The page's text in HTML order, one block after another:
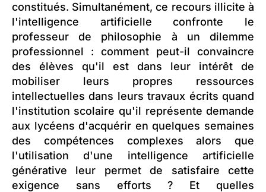
constitués. Simultanément, ce recours illicite à
l'intelligence artificielle confronte le
professeur de philosophie à un dilemme
professionnel : comment peut-il convaincre
des élèves qu'il est dans leur intérêt de
mobiliser leurs propres ressources
intellectuelles dans leurs travaux écrits quand
l'institution scolaire qu'il représente demande
aux lycéens d'acquérir en quelques semaines
des compétences complexes alors que
l'utilisation d'une intelligence artificielle
générative leur permet de satisfaire cette
exigence sans efforts ? Et quelles